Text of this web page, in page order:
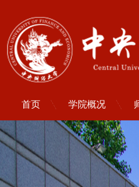
首页 学院概况